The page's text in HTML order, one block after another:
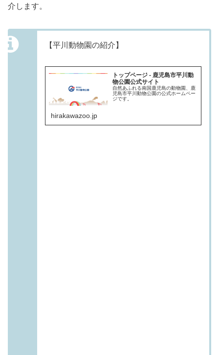
介します。
【平川動物園の紹介】
トップページ - 鹿児島市平川動
物公園公式サイト
自然あふれる南国鹿児島の動物園、鹿
児島市平川動物公園の公式ホームペー
ジです。
hirakawazoo.jp